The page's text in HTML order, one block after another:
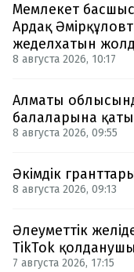
Мемлекет
Ардақ
жеделхатын
8 августа 2026, 10:17
Алматы
балаларына
8 августа 2026, 09:55
Әкімдік
8 августа 2026, 09:13
Әлеуметтік
TikTok
7 августа 2026, 17:15